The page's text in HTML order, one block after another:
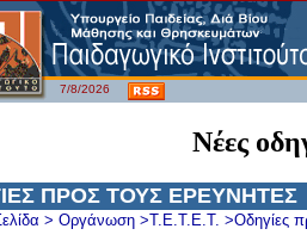
7/8/2026
Νέες
ΠΡΟΣ ΤΟΥΣ ΕΡΕΥΝΗΤΕΣ
> Οργάνωση >Τ.Ε.Τ.Ε.Τ. >Οδηγίες